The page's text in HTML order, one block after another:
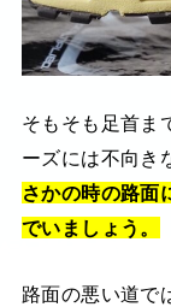
そもそも足首ま
ーズには不向き
さかの時の路面
でいましょう。
路面の悪い道で